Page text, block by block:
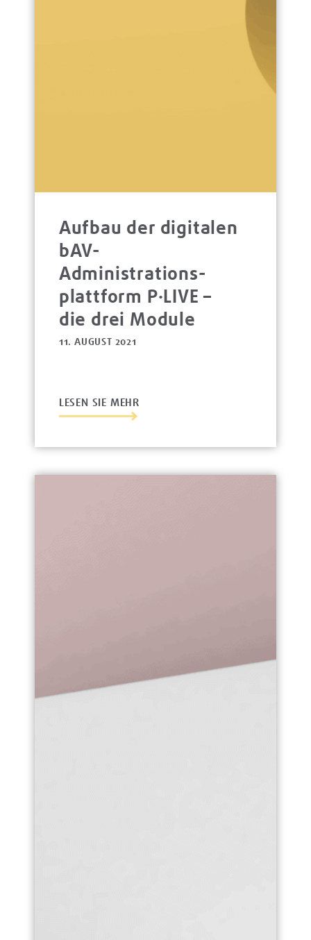
Aufbau der digitalen
bAV-
Administrations­
platt­form P·LIVE –
die drei Module
11. AUGUST 2021
LESEN SIE MEHR